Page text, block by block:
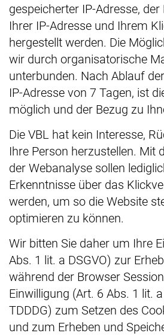
gespeicherter IP-Adresse,
Ihrer IP-Adresse und Ihrem
hergestellt werden. Die
wir durch organisatorische
unterbunden. Nach Ablauf
IP-Adresse von 7 Tagen, ist
möglich und der Bezug zu
Die VBL hat kein Interesse,
Ihre Person herzustellen. Mit
der Webanalyse sollen
Erkenntnisse über das
werden, um so die Website
optimieren zu können.
Wir bitten Sie daher um Ihre
Abs. 1 lit. a DSGVO) zur
während der Browser
Einwilligung (Art. 6 Abs. 1 lit.
TDDDG) zum Setzen des
und zum Erheben und